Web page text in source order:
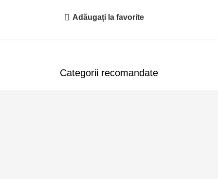
Adăugați la favorite
Categorii recomandate